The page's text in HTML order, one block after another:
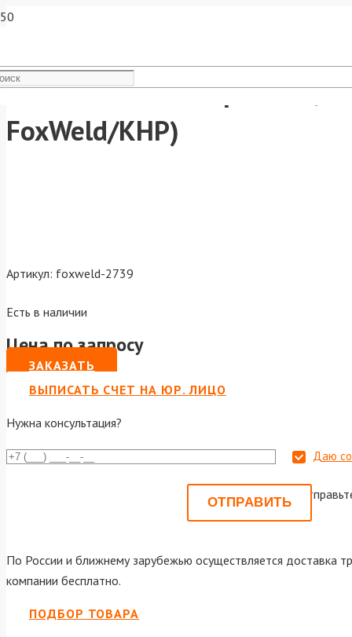
FoxWeld Сопло керам.
FoxWeld/КНР)
Артикул: foxweld-2739
Есть в наличии
Цена по запросу
ЗАКАЗАТЬ
ВЫПИСАТЬ СЧЕТ НА ЮР. ЛИЦО
Нужна консультация?
Даю
Или
По России и ближнему зарубежью осуществляется доставка
компании бесплатно.
ПОДБОР ТОВАРА